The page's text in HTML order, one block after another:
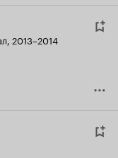
2013–2014